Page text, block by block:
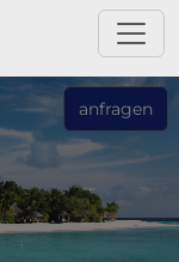
anfragen